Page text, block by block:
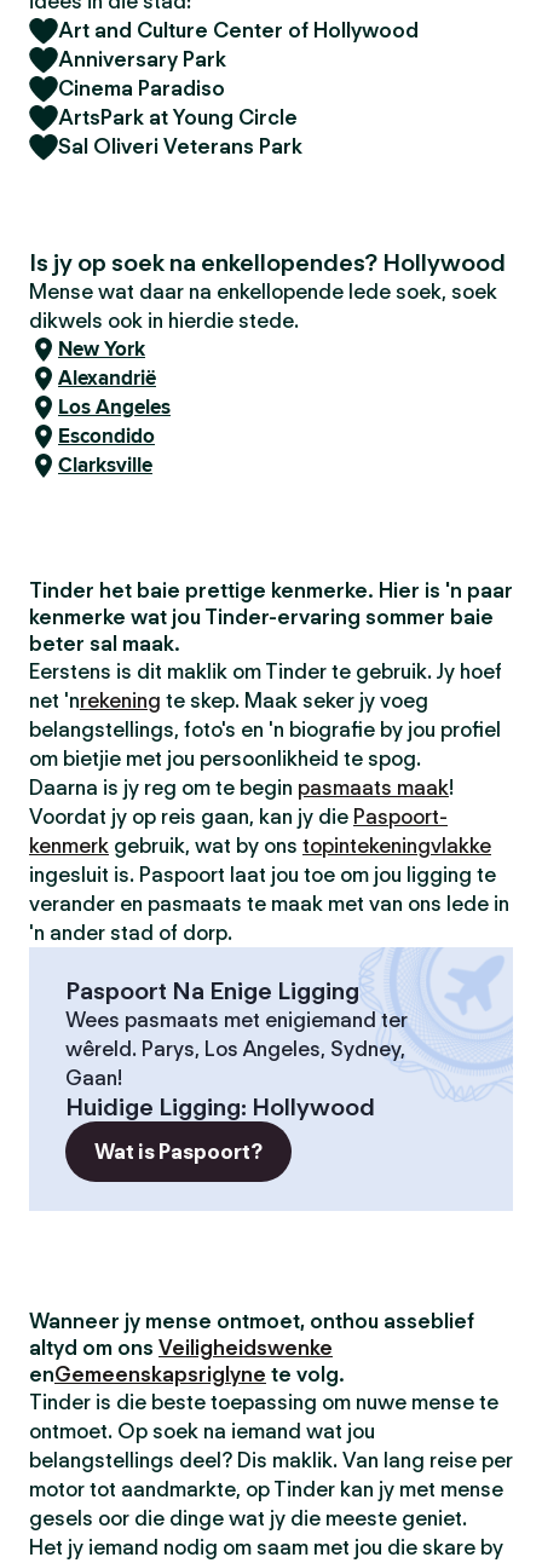
Art and Culture Center of Hollywood
Anniversary Park
Cinema Paradiso
ArtsPark at Young Circle
Sal Oliveri Veterans Park
Is jy op soek na enkellopendes? Hollywood
Mense wat daar na enkellopende lede soek, soek
dikwels ook in hierdie stede.
New York
Alexandrië
Los Angeles
Escondido
Clarksville
Tinder het baie prettige kenmerke. Hier is 'n paar
kenmerke wat jou Tinder-ervaring sommer baie
beter sal maak.
Eerstens is dit maklik om Tinder te gebruik. Jy hoef
net 'nrekening te skep. Maak seker jy voeg
belangstellings, foto's en 'n biografie by jou profiel
om bietjie met jou persoonlikheid te spog.
Daarna is jy reg om te begin pasmaats maak!
Voordat jy op reis gaan, kan jy die Paspoort-
kenmerk gebruik, wat by ons topintekeningvlakke
ingesluit is. Paspoort laat jou toe om jou ligging te
verander en pasmaats te maak met van ons lede in
'n ander stad of dorp.
Paspoort Na Enige Ligging
Wees pasmaats met enigiemand ter
wêreld. Parys, Los Angeles, Sydney,
Gaan!
Huidige Ligging: Hollywood
Wat is Paspoort?
Wanneer jy mense ontmoet, onthou asseblief
altyd om ons Veiligheidswenke
enGemeenskapsriglyne te volg.
Tinder is die beste toepassing om nuwe mense te
ontmoet. Op soek na iemand wat jou
belangstellings deel? Dis maklik. Van lang reise per
motor tot aandmarkte, op Tinder kan jy met mense
gesels oor die dinge wat jy die meeste geniet.
Het jy iemand nodig om saam met jou die skare by